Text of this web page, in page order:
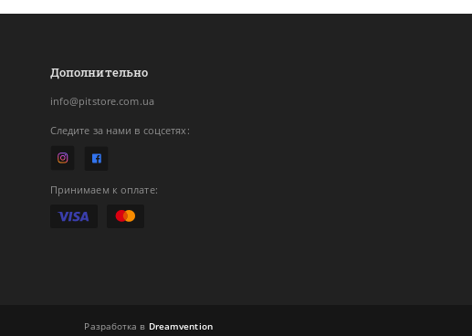
Дополнительно
info@pitstore.com.ua
Следите за нами в соцсетях:
Принимаем к оплате:
Разработка в Dreamvention